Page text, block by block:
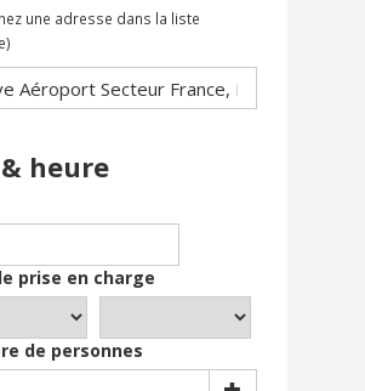
une adresse dans la liste
heure
prise en charge
de personnes